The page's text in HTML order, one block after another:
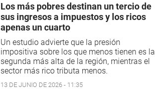
Los más pobres destinan un tercio de
sus ingresos a impuestos y los ricos
apenas un cuarto
Un estudio advierte que la presión
impositiva sobre los que menos tienen es la
segunda más alta de la región, mientras el
sector más rico tributa menos.
13 DE JUNIO DE 2026 - 11:35